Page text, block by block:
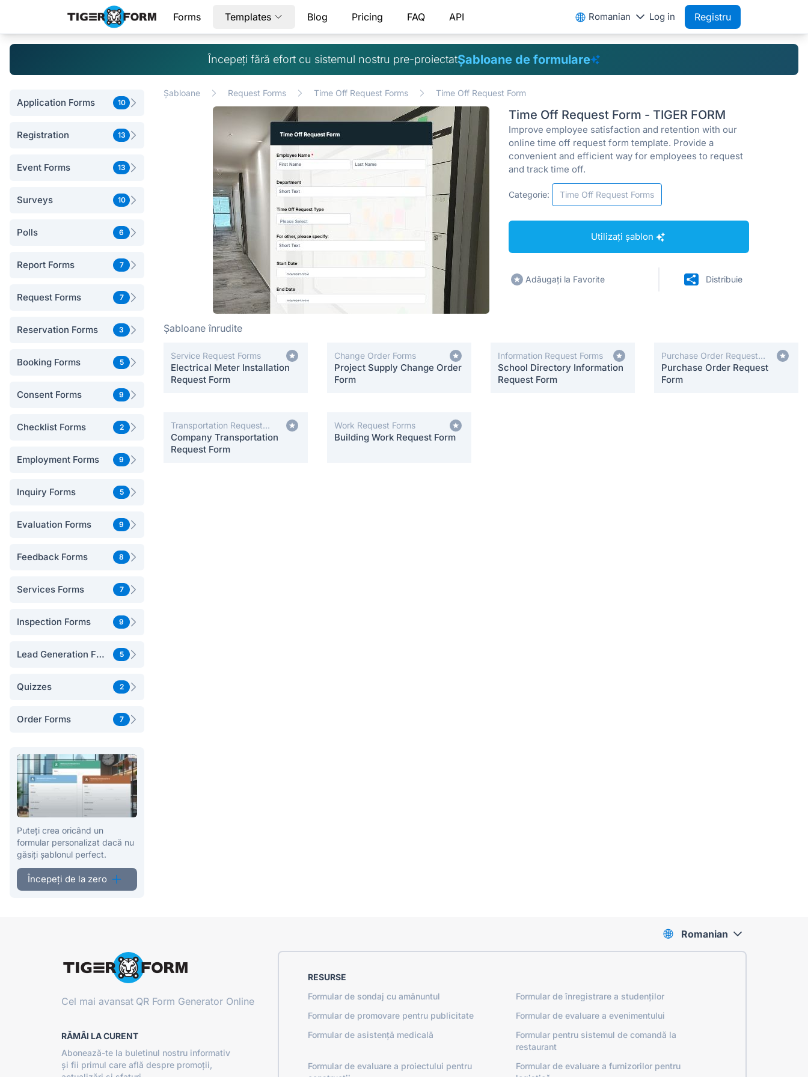
Forms Templates Blog Pricing FAQ API Romanian Log in Registru
Începeți fără efort cu sistemul nostru pre-proiectatȘabloane de formulare
Application Forms 10
Registration 13
Event Forms 13
Surveys 10
Polls 6
Report Forms 7
Request Forms 7
Reservation Forms 3
Booking Forms 5
Consent Forms 9
Checklist Forms 2
Employment Forms 9
Inquiry Forms 5
Evaluation Forms 9
Feedback Forms 8
Services Forms 7
Inspection Forms 9
Lead Generation Forms 5
Quizzes 2
Order Forms 7
Puteți crea oricând un
formular personalizat dacă nu
găsiți șablonul perfect.
Începeți de la zero
Șabloane Request Forms Time Off Request Forms Time Off Request Form
Time Off Request Form - TIGER FORM
Improve employee satisfaction and retention with our
online time off request form template. Provide a
convenient and efficient way for employees to request
and track time off.
Categorie: Time Off Request Forms
Utilizați șablon
Adăugați la Favorite Distribuie
Șabloane înrudite
Service Request Forms
Electrical Meter Installation
Request Form
Change Order Forms
Project Supply Change Order
Form
Information Request Forms
School Directory Information
Request Form
Purchase Order Request
Forms
Purchase Order Request
Form
Transportation Request
Forms
Company Transportation
Request Form
Work Request Forms
Building Work Request Form
Cel mai avansat QR Form Generator Online
RĂMÂI LA CURENT
Abonează-te la buletinul nostru informativ
și fii primul care află despre promoții,
RESURSE
Formular de sondaj cu amănuntul
Formular de înregistrare a studenților
Formular de promovare pentru publicitate
Formular de evaluare a evenimentului
Formular de asistență medicală
Formular pentru sistemul de comandă la
restaurant
Formular de evaluare a proiectului pentru
Formular de evaluare a furnizorilor pentru
Romanian